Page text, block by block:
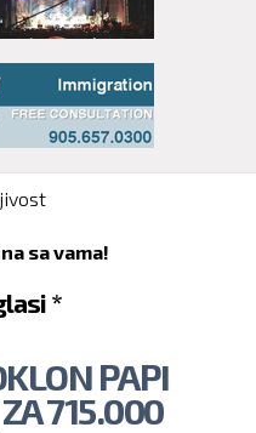
sa vama!
*
PAPI
715.000